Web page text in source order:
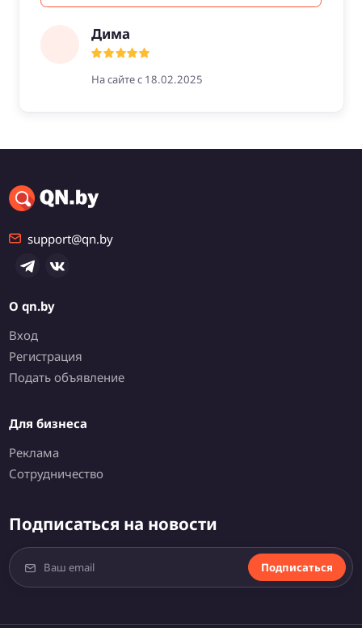
Дима
На сайте с 18.02.2025
support@qn.by
О qn.by
Вход
Регистрация
Подать объявление
Для бизнеса
Реклама
Сотрудничество
Подписаться на новости
Подписаться